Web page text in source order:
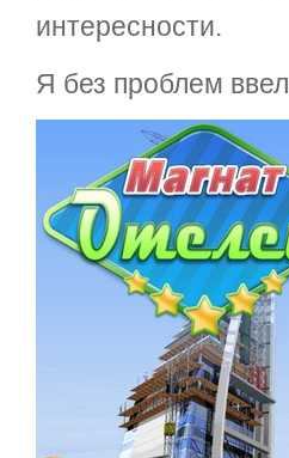
интересности.
Я без проблем